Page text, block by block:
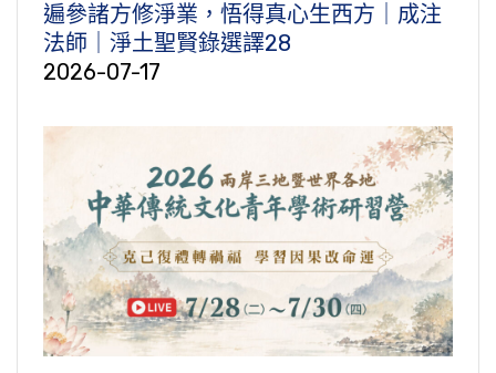
遍參諸方修淨業，悟得真心生西方｜成注
法師｜淨土聖賢錄選譯28
2026-07-17